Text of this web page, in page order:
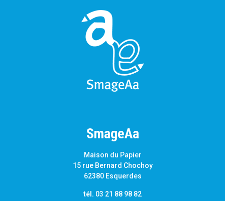
SmageAa
Maison du Papier
15 rue Bernard Chochoy
62380 Esquerdes
tél. 03 21 88 98 82